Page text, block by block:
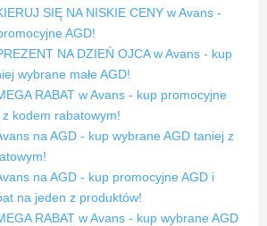
SIĘ NA NISKIE CENY w Avans -
AGD!
NA DZIEŃ OJCA w Avans - kup
wybrane małe AGD!
RABAT w Avans - kup promocyjne
kodem rabatowym!
na AGD - kup wybrane AGD taniej z
na AGD - kup promocyjne AGD i
na jeden z produktów!
RABAT w Avans - kup wybrane AGD